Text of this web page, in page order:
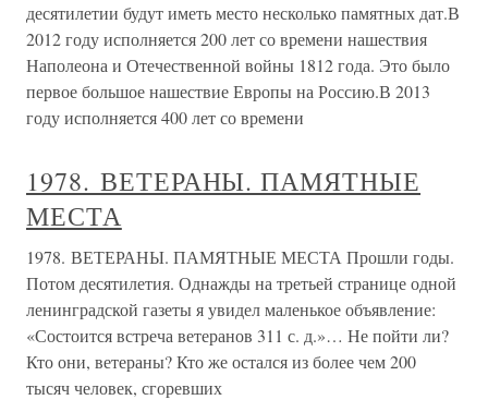
десятилетии будут иметь место несколько памятных дат.В
2012 году исполняется 200 лет со времени нашествия
Наполеона и Отечественной войны 1812 года. Это было
первое большое нашествие Европы на Россию.В 2013
году исполняется 400 лет со времени
1978. ВЕТЕРАНЫ. ПАМЯТНЫЕ
МЕСТА
1978. ВЕТЕРАНЫ. ПАМЯТНЫЕ МЕСТА Прошли годы.
Потом десятилетия. Однажды на третьей странице одной
ленинградской газеты я увидел маленькое объявление:
«Состоится встреча ветеранов 311 с. д.»… Не пойти ли?
Кто они, ветераны? Кто же остался из более чем 200
тысяч человек, сгоревших